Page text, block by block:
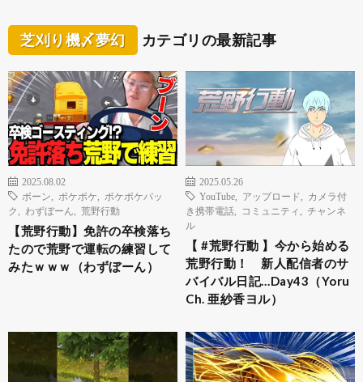
芝刈り機〆夢幻 カテゴリの最新記事
2025.08.02
ボーン
ポケポケ
ポケポケパッ
ク
わずぼーん 荒野行動
【荒野行動】免許の卒検落ち
たので荒野で運転の練習して
みたｗｗｗ（わずぼーん）
2025.05.26
YouTube
アップロード
カメラ付
き携帯電話
コミュニティ
チャンネ
ル
【 #荒野行動 】今から始める
荒野行動！ 新人配信者のサ
バイバル日記…Day43（Yoru
Ch. 亜紗香ヨル）